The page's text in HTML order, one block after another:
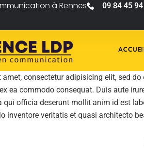
à Rennes 09 84 45 94
consectetur adipisicing elit, sed
ea commodo consequat. Duis aute
qui officia deserunt mollit anim id est
inventore veritatis et quasi architecto